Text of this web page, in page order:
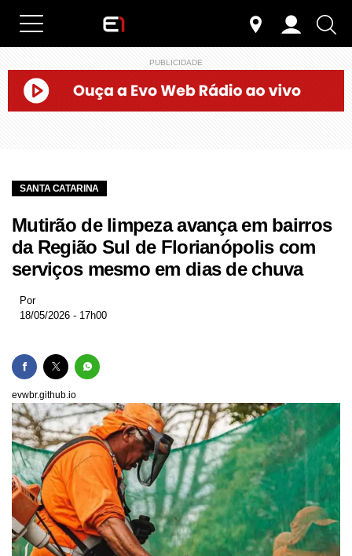
PUBLICIDADE
SANTA CATARINA
Mutirão de limpeza avança em bairros
da Região Sul de Florianópolis com
serviços mesmo em dias de chuva
Por
18/05/2026 - 17h00
evwbr.github.io